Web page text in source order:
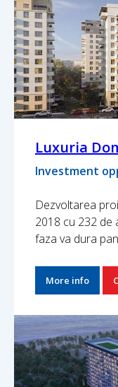
Luxuria
Investment
Dezvoltarea
2018 cu 232 de
faza va dura
More info